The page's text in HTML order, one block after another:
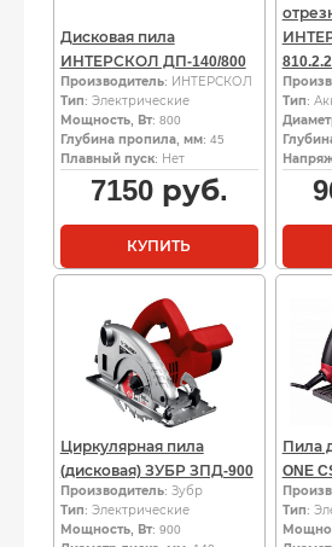
Дисковая пила
ИНТЕРСКОЛ ДП-140/800
Производитель: ИНТЕРСКОЛ
Тип: Электрические
Мощность, Вт: 800
Глубина пропила, мм: 45
Плавный пуск: Нет
7150руб.
КУПИТЬ
Тип:
Циркулярная пила
(дисковая) ЗУБР ЗПД-900
Производитель: Зубр
Тип: Электрические
Мощность, Вт: 900
Пила
ONE
Тип: